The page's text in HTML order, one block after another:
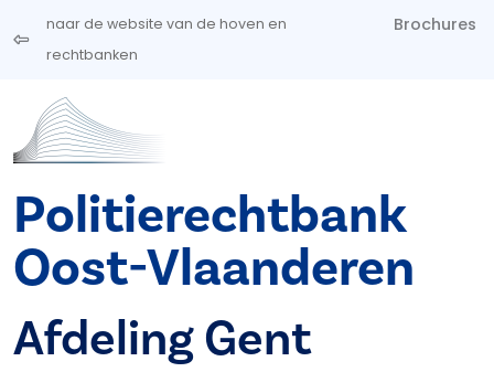
Overslaan en naar de inhoud gaan
naar de website van de hoven en
rechtbanken
Brochures
Politierechtbank
Oost-Vlaanderen
Afdeling Gent